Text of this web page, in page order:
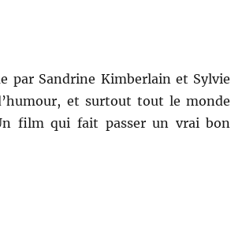
par Sandrine Kimberlain et Sylvie
et surtout tout le monde
film qui fait passer un vrai bon